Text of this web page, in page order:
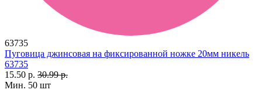
63735
Пуговица джинсовая на фиксированной ножке 20мм никель
63735
15.50 р. 30.99 р.
Мин. 50 шт